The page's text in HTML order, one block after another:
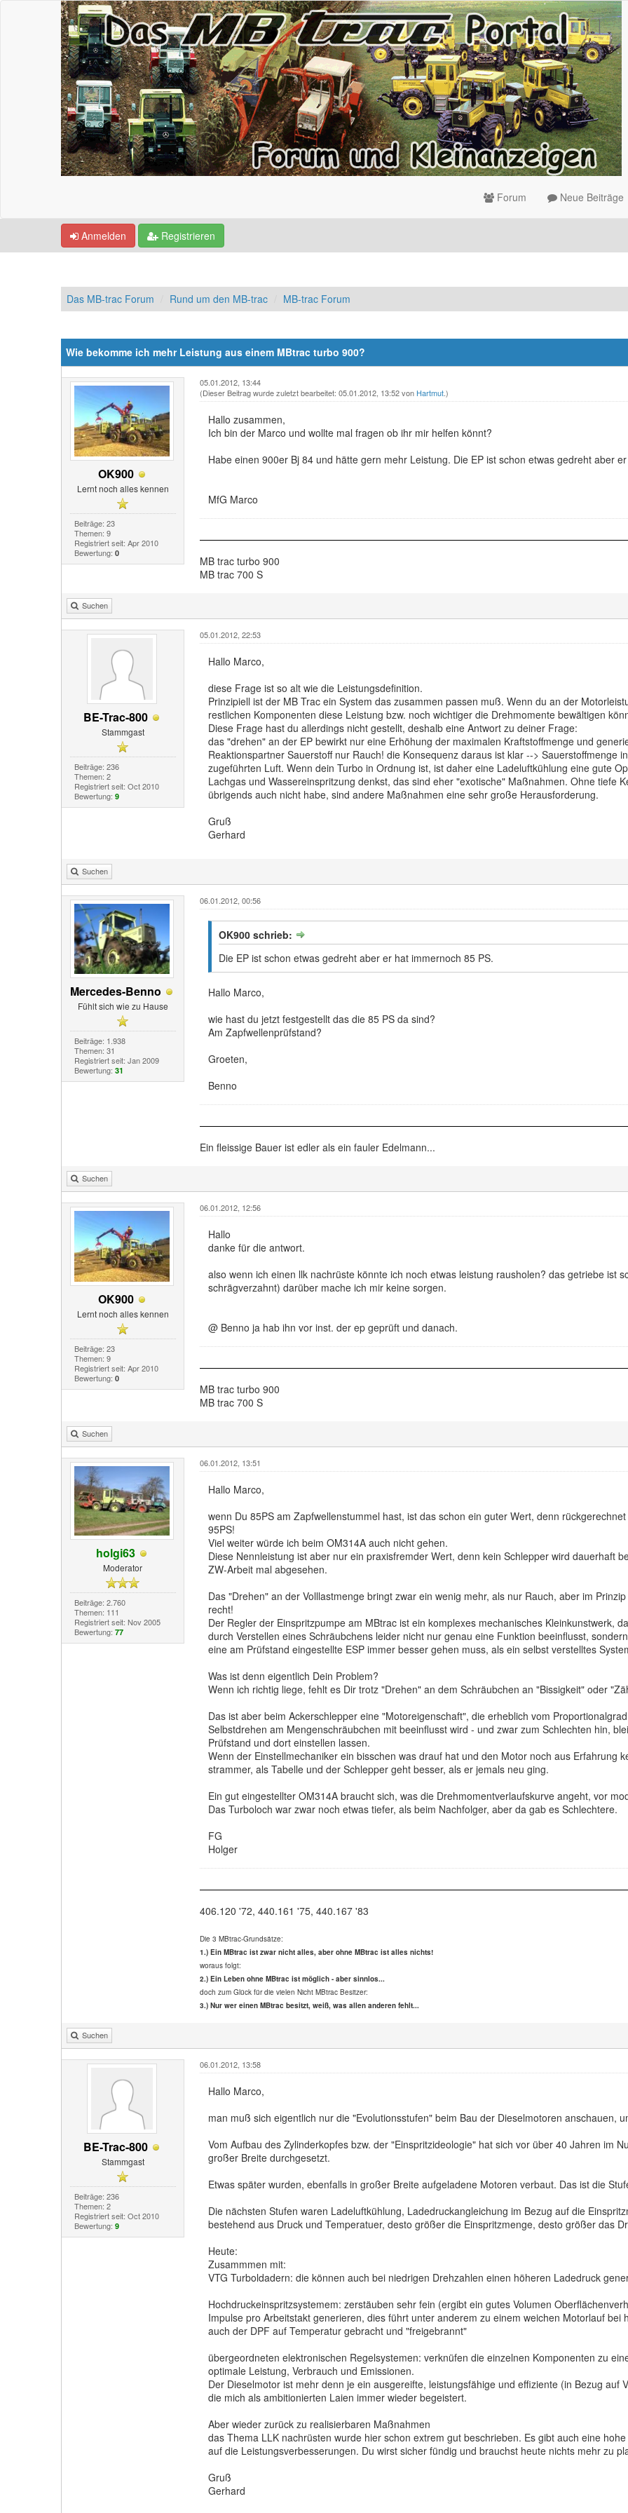
Forum Neue Beiträge
Anmelden Registrieren
Das MB-trac Forum Rund um den MB-trac MB-trac Forum
Wie bekomme ich mehr Leistung aus einem MBtrac turbo 900?
OK900
Lernt noch alles kennen
Beiträge: 23
Themen: 9
Registriert seit: Apr 2010
Bewertung: 0
05.01.2012, 13:44
(Dieser Beitrag wurde zuletzt bearbeitet: 05.01.2012, 13:52 von Hartmut.)
Hallo zusammen,
Ich bin der Marco und wollte mal fragen ob ihr mir helfen könnt?
Habe einen 900er Bj 84 und hätte gern mehr Leistung. Die EP ist schon etwas gedreht aber
MfG Marco
MB trac turbo 900
MB trac 700 S
Suchen
BE-Trac-800
Stammgast
Beiträge: 236
Themen: 2
Registriert seit: Oct 2010
Bewertung: 9
05.01.2012, 22:53
Hallo Marco,
diese Frage ist so alt wie die Leistungsdefinition.
Prinzipiell ist der MB Trac ein System das zusammen passen muß. Wenn du an der
restlichen Komponenten diese Leistung bzw. noch wichtiger die Drehmomente bewältigen
Diese Frage hast du allerdings nicht gestellt, deshalb eine Antwort zu deiner Frage:
das "drehen" an der EP bewirkt nur eine Erhöhung der maximalen Kraftstoffmenge und
Reaktionspartner Sauerstoff nur Rauch! die Konsequenz daraus ist klar --> Sauerstoffmenge
zugeführten Luft. Wenn dein Turbo in Ordnung ist, ist daher eine Ladeluftkühlung eine gute
Lachgas und Wassereinspritzung denkst, das sind eher "exotische" Maßnahmen. Ohne tiefe
übrigends auch nicht habe, sind andere Maßnahmen eine sehr große Herausforderung.
Gruß
Gerhard
Suchen
Mercedes-Benno
Fühlt sich wie zu Hause
Beiträge: 1.938
Themen: 31
Registriert seit: Jan 2009
Bewertung: 31
06.01.2012, 00:56
OK900 schrieb:
Die EP ist schon etwas gedreht aber er hat immernoch 85 PS.
Hallo Marco,
wie hast du jetzt festgestellt das die 85 PS da sind?
Am Zapfwellenprüfstand?
Groeten,
Benno
Ein fleissige Bauer ist edler als ein fauler Edelmann...
Suchen
OK900
Lernt noch alles kennen
Beiträge: 23
Themen: 9
Registriert seit: Apr 2010
Bewertung: 0
06.01.2012, 12:56
Hallo
danke für die antwort.
also wenn ich einen llk nachrüste könnte ich noch etwas leistung rausholen? das getriebe ist
schrägverzahnt) darüber mache ich mir keine sorgen.
@ Benno ja hab ihn vor inst. der ep geprüft und danach.
MB trac turbo 900
MB trac 700 S
Suchen
holgi63
Moderator
Beiträge: 2.760
Themen: 111
Registriert seit: Nov 2005
Bewertung: 77
06.01.2012, 13:51
Hallo Marco,
wenn Du 85PS am Zapfwellenstummel hast, ist das schon ein guter Wert, denn
95PS!
Viel weiter würde ich beim OM314A auch nicht gehen.
Diese Nennleistung ist aber nur ein praxisfremder Wert, denn kein Schlepper wird dauerhaft
ZW-Arbeit mal abgesehen.
Das "Drehen" an der Volllastmenge bringt zwar ein wenig mehr, als nur Rauch, aber im
recht!
Der Regler der Einspritzpumpe am MBtrac ist ein komplexes mechanisches Kleinkunstwerk,
durch Verstellen eines Schräubchens leider nicht nur genau eine Funktion beeinflusst,
eine am Prüfstand eingestellte ESP immer besser gehen muss, als ein selbst verstelltes
Was ist denn eigentlich Dein Problem?
Wenn ich richtig liege, fehlt es Dir trotz "Drehen" an dem Schräubchen an "Bissigkeit" oder
Das ist aber beim Ackerschlepper eine "Motoreigenschaft", die erheblich vom
Selbstdrehen am Mengenschräubchen mit beeinflusst wird - und zwar zum Schlechten hin,
Prüfstand und dort einstellen lassen.
Wenn der Einstellmechaniker ein bisschen was drauf hat und den Motor noch aus Erfahrung
strammer, als Tabelle und der Schlepper geht besser, als er jemals neu ging.
Ein gut eingestellter OM314A braucht sich, was die Drehmomentverlaufskurve angeht, vor
Das Turboloch war zwar noch etwas tiefer, als beim Nachfolger, aber da gab es Schlechtere.
FG
Holger
406.120 '72, 440.161 '75, 440.167 '83
Die 3 MBtrac-Grundsätze:
1.) Ein MBtrac ist zwar nicht alles, aber ohne MBtrac ist alles nichts!
woraus folgt:
2.) Ein Leben ohne MBtrac ist möglich - aber sinnlos...
doch zum Glück für die vielen Nicht MBtrac Besitzer:
3.) Nur wer einen MBtrac besitzt, weiß, was allen anderen fehlt...
Suchen
BE-Trac-800
Stammgast
Beiträge: 236
Themen: 2
Registriert seit: Oct 2010
Bewertung: 9
06.01.2012, 13:58
Hallo Marco,
man muß sich eigentlich nur die "Evolutionsstufen" beim Bau der Dieselmotoren anschauen,
Vom Aufbau des Zylinderkopfes bzw. der "Einspritzideologie" hat sich vor über 40 Jahren im
großer Breite durchgesetzt.
Etwas später wurden, ebenfalls in großer Breite aufgeladene Motoren verbaut. Das ist die
Die nächsten Stufen waren Ladeluftkühlung, Ladedruckangleichung im Bezug auf die
bestehend aus Druck und Temperatuer, desto größer die Einspritzmenge, desto größer das
Heute:
Zusammmen mit:
VTG Turboldadern: die können auch bei niedrigen Drehzahlen einen höheren Ladedruck
Hochdruckeinspritzsystemem: zerstäuben sehr fein (ergibt ein gutes Volumen
Impulse pro Arbeitstakt generieren, dies führt unter anderem zu einem weichen Motorlauf bei
auch der DPF auf Temperatur gebracht und "freigebrannt"
übergeordneten elektronischen Regelsystemen: verknüfen die einzelnen Komponenten zu
optimale Leistung, Verbrauch und Emissionen.
Der Dieselmotor ist mehr denn je ein ausgereifte, leistungsfähige und effiziente (in Bezug auf
die mich als ambitionierten Laien immer wieder begeistert.
Aber wieder zurück zu realisierbaren Maßnahmen
das Thema LLK nachrüsten wurde hier schon extrem gut beschrieben. Es gibt auch eine
auf die Leistungsverbesserungen. Du wirst sicher fündig und brauchst heute nichts mehr zu
Gruß
Gerhard